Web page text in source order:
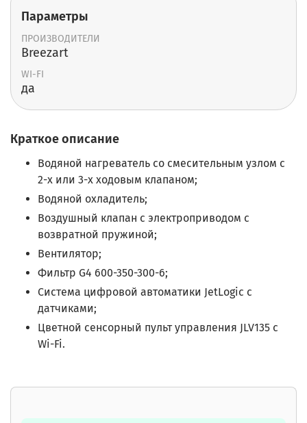
Параметры
ПРОИЗВОДИТЕЛИ
Breezart
WI-FI
да
Краткое описание
Водяной нагреватель со смесительным узлом с
2-х или 3-х ходовым клапаном;
Водяной охладитель;
Воздушный клапан с электроприводом с
возвратной пружиной;
Вентилятор;
Фильтр G4 600-350-300-6;
Система цифровой автоматики JetLogic с
датчиками;
Цветной сенсорный пульт управления JLV135 c
Wi-Fi.